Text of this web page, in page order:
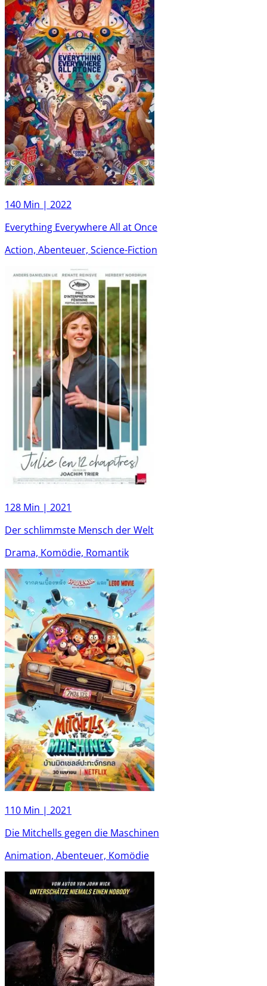
140 Min | 2022
Everything Everywhere All at Once
Action, Abenteuer, Science-Fiction
128 Min | 2021
Der schlimmste Mensch der Welt
Drama, Komödie, Romantik
110 Min | 2021
Die Mitchells gegen die Maschinen
Animation, Abenteuer, Komödie